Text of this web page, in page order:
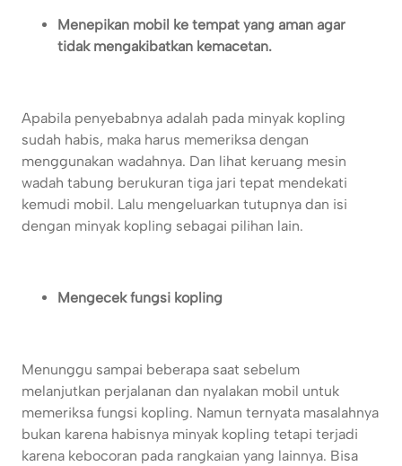
Menepikan mobil ke tempat yang aman agar
tidak mengakibatkan kemacetan.
Apabila penyebabnya adalah pada minyak kopling
sudah habis, maka harus memeriksa dengan
menggunakan wadahnya. Dan lihat keruang mesin
wadah tabung berukuran tiga jari tepat mendekati
kemudi mobil. Lalu mengeluarkan tutupnya dan isi
dengan minyak kopling sebagai pilihan lain.
Mengecek fungsi kopling
Menunggu sampai beberapa saat sebelum
melanjutkan perjalanan dan nyalakan mobil untuk
memeriksa fungsi kopling. Namun ternyata masalahnya
bukan karena habisnya minyak kopling tetapi terjadi
karena kebocoran pada rangkaian yang lainnya. Bisa